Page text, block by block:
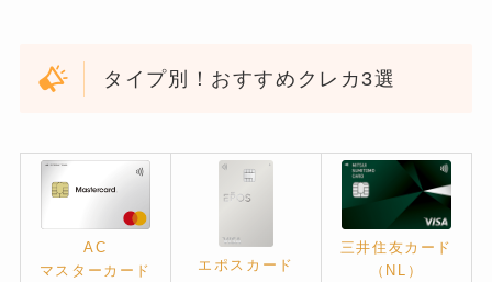
タイプ別！おすすめクレカ3選
AC
マスターカード
エポスカード
三井住友カード
（NL）